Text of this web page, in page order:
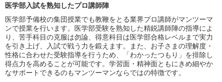
旭川医科大学
山形大学
福島県立医科大学
島根大学
佐賀大学
防衛医科大学校
私立大学
慶應義塾大学
東京慈恵会医科大学
医学部入試を熟知したプロ講師陣
医学部予備校の集団授業でも教鞭をとる業界プロ講師がマンツーマ
ンで授業を行います。医学部受験を熟知した精鋭講師陣の指導によ
り、苦手科目の克服は勿論、得意科目は医学部合格レベルまで実力
を引き上げ、入試で戦う力を鍛えます。また、お子さまの理解度・
性格に合わせた受験指導を行うため、「わかったつもり」を排除し
得点力を高めることが可能です。学習面・精神面ともにきめ細やか
なサポートできるのもマンツーマンならではの特徴です。